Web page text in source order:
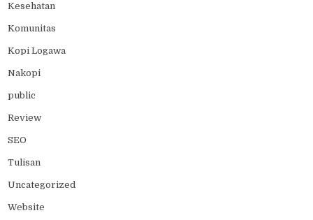
Kesehatan
Komunitas
Kopi Logawa
Nakopi
public
Review
SEO
Tulisan
Uncategorized
Website